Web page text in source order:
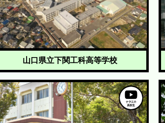
山口県立下関工科高等学校